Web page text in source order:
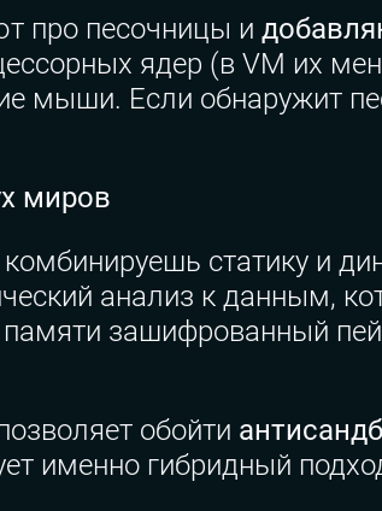
про песочницы и
ядер (в VM их
мыши. Если обнаружит
миров
статику и
анализ к данным,
зашифрованный
обойти
именно гибридный